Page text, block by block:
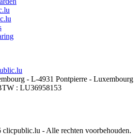
- L-4931 Pontpierre - Luxembourg
: LU36958153
- Alle rechten voorbehouden.